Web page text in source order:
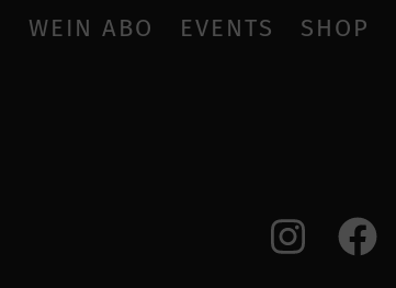
WEIN ABO EVENTS SHOP